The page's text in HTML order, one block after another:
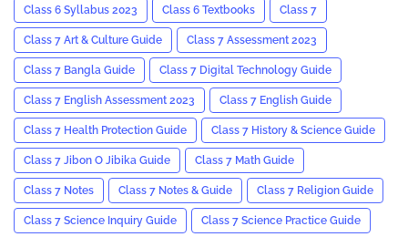
Class 6 Syllabus 2023 Class 6 Textbooks Class 7
Class 7 Art & Culture Guide Class 7 Assessment 2023
Class 7 Bangla Guide Class 7 Digital Technology Guide
Class 7 English Assessment 2023 Class 7 English Guide
Class 7 Health Protection Guide Class 7 History & Science Guide
Class 7 Jibon O Jibika Guide Class 7 Math Guide
Class 7 Notes Class 7 Notes & Guide Class 7 Religion Guide
Class 7 Science Inquiry Guide Class 7 Science Practice Guide